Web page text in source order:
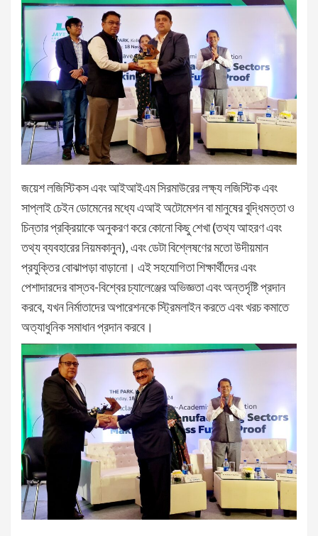
জয়েশ লজিস্টিকস এবং আইআইএম সিরমাউরের লক্ষ্য লজিস্টিক এবং
সাপ্লাই চেইন ডোমেনের মধ্যে এআই অটোমেশন বা মানুষের বুদ্ধিমত্তা ও
চিন্তার প্রক্রিয়াকে অনুকরণ করে কোনো কিছু শেখা (তথ্য আহরণ এবং
তথ্য ব্যবহারের নিয়মকানুন), এবং ডেটা বিশ্লেষণের মতো উদীয়মান
প্রযুক্তির বোঝাপড়া বাড়ানো। এই সহযোগিতা শিক্ষার্থীদের এবং
পেশাদারদের বাস্তব-বিশ্বের চ্যালেঞ্জের অভিজ্ঞতা এবং অন্তর্দৃষ্টি প্রদান
করবে, যখন নির্মাতাদের অপারেশনকে স্ট্রিমলাইন করতে এবং খরচ কমাতে
অত্যাধুনিক সমাধান প্রদান করবে।